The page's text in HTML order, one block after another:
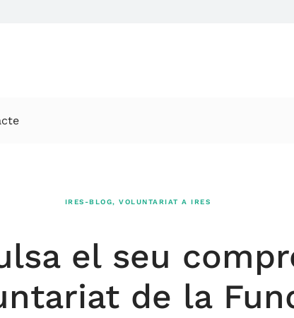
IRES-BLOG,VOLUNTARIAT A IRES
el seu
de la